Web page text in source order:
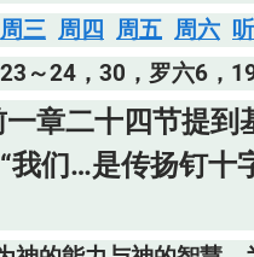
周三 周四 周五 周六
～24，30，罗六6，
章二十四节提
我们…是传扬钉十